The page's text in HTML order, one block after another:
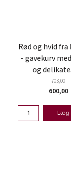
Rød og hvid
- gavekurv
og
703,00
600,00
Læg